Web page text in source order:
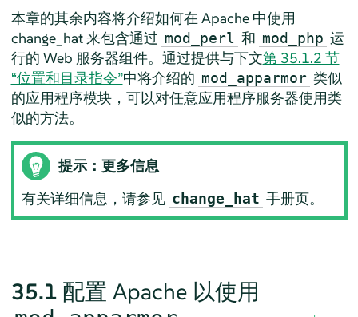
本章的其余内容将介绍如何在 Apache 中使用
change_hat 来包含通过 mod_perl 和 mod_php 运
行的 Web 服务器组件。通过提供与下文第 35.1.2 节
“位置和目录指令”中将介绍的 mod_apparmor 类似
的应用程序模块，可以对任意应用程序服务器使用类
似的方法。
提示：更多信息
有关详细信息，请参见 change_hat 手册页。
35.1 配置 Apache 以使用